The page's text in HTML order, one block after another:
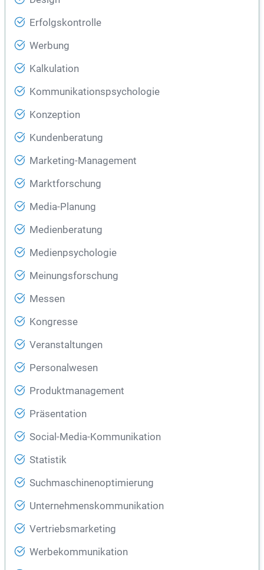
Erfolgskontrolle
Werbung
Kalkulation
Kommunikationspsychologie
Konzeption
Kundenberatung
Marketing-Management
Marktforschung
Media-Planung
Medienberatung
Medienpsychologie
Meinungsforschung
Messen
Kongresse
Veranstaltungen
Personalwesen
Produktmanagement
Präsentation
Social-Media-Kommunikation
Statistik
Suchmaschinenoptimierung
Unternehmenskommunikation
Vertriebsmarketing
Werbekommunikation